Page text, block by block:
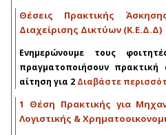
Θέσεις Πρακτικής
Διαχείρισης Δικτύων (Κ.Ε.Δ.Δ)
Ενημερώνουμε τους
πραγματοποιήσουν πρακτική
αίτηση για 2 Διαβάστε
1 Θέση Πρακτικής για
Λογιστικής &